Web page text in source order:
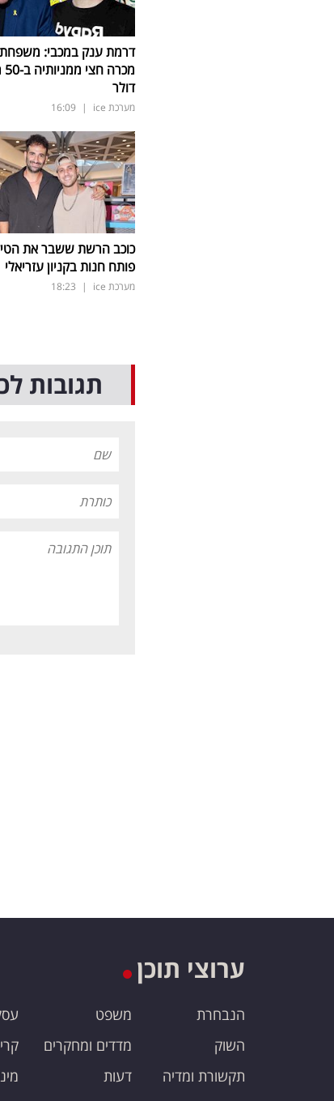
דרמת ענק במכבי:
דולר
מערכת ice |
16:09
כוכב הרשת ששבר את
פותח חנות בקניון עזריאלי
מערכת ice |
18:23
תגובות
ערוצי תוכן
הנבחרת
השוק
תקשורת ומדיה
משפט
מדדים ומחקרים
דעות